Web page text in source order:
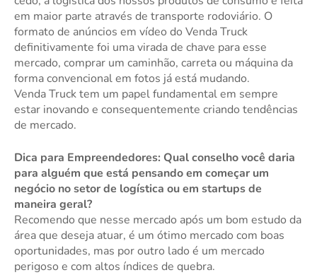
em maior parte através de transporte rodoviário. O
formato de anúncios em vídeo do Venda Truck
definitivamente foi uma virada de chave para esse
mercado, comprar um caminhão, carreta ou máquina da
forma convencional em fotos já está mudando.
Venda Truck tem um papel fundamental em sempre
estar inovando e consequentemente criando tendências
de mercado.
Dica para Empreendedores: Qual conselho você daria
para alguém que está pensando em começar um
negócio no setor de logística ou em startups de
maneira geral?
Recomendo que nesse mercado após um bom estudo da
área que deseja atuar, é um ótimo mercado com boas
oportunidades, mas por outro lado é um mercado
perigoso e com altos índices de quebra.